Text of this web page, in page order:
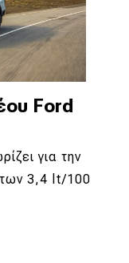
Ford
για την
των 3,4 lt/100